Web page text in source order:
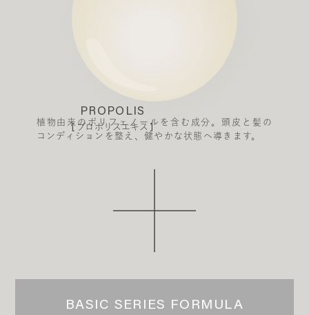
PROPOLIS
[ プロポリスエキス ]
植物由来のポリフェノールを含む成分。頭皮と髪の
コンディションを整え、健やかな状態へ導きます。
BASIC SERIES FORMULA